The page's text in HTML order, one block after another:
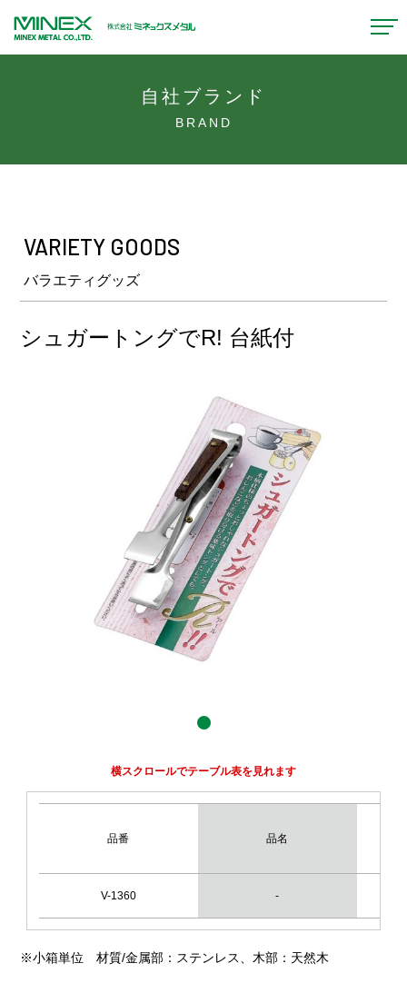
自社ブランド
BRAND
VARIETY GOODS
バラエティグッズ
シュガートングでR! 台紙付
横スクロールでテーブル表を見れます
品番 品名
V-1360 -
※小箱単位 材質/金属部：ステンレス、木部：天然木